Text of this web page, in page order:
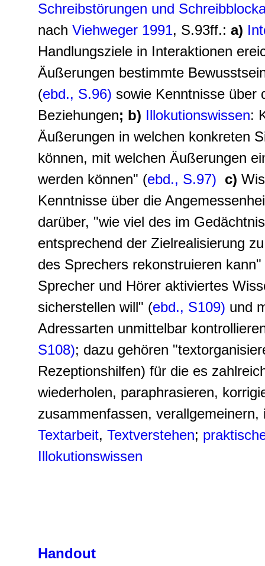
Schreibstörungen und
nach Viehweger 1991, S.93ff.: a)
Handlungsziele in Interaktionen
Äußerungen bestimmte
(ebd., S.96) sowie Kenntnisse über
Beziehungen; b) Illokutionswissen:
Äußerungen in welchen konkreten
können, mit welchen Äußerungen
werden können" (ebd., S.97) c)
Kenntnisse über die
darüber, "wie viel des im
entsprechend der Zielrealisierung
des Sprechers rekonstruieren kann"
Sprecher und Hörer aktiviertes
sicherstellen will" (ebd., S109) und
Adressarten unmittelbar
S108); dazu gehören
Rezeptionshilfen) für die es
wiederholen, paraphrasieren,
zusammenfassen,
Textarbeit, Textverstehen;
Illokutionswissen
Handout